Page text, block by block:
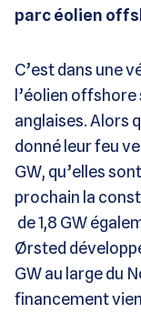
parc éolien
C’est dans une
l’éolien
anglaises. Alors
donné leur feu
GW, qu’elles
prochain la
de 1,8 GW
Ørsted
GW au large du
financement